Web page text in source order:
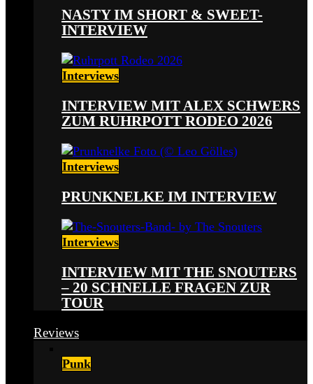
NASTY IM SHORT & SWEET-
INTERVIEW
Interviews
INTERVIEW MIT ALEX SCHWERS
ZUM RUHRPOTT RODEO 2026
Interviews
PRUNKNELKE IM INTERVIEW
Interviews
INTERVIEW MIT THE SNOUTERS
– 20 SCHNELLE FRAGEN ZUR
TOUR
Reviews
Punk